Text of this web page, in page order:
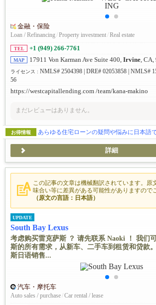
金融・保险
Loan / Refinancing /Property investment/Real estate
TEL +1 (949) 266-7761
MAP 17911 Von Karman Ave Suite 400, Irvine ,
ライセンス : NMLS# 2504398 | DRE# 02053858 | NMLS#
56
https://westcapitallending.com /team/kana-makino
まだレビューはありません。
お得情報 あらゆる住宅ローンの疑問や悩みに日本語
詳細
この記事の文章は機械翻訳されています。原
味合い等に差異がある可能性がありますので
（原文の言語：日本語）
UPDATE
South Bay Lexus
考虑购买雷克萨斯 ？ 请先联系 Naoki ！ 我们
斯的所有需求，从新车、二手车到租赁和贷款
斯日语销售...
汽车・摩托车
Auto sales / purchase/Car rental / lease